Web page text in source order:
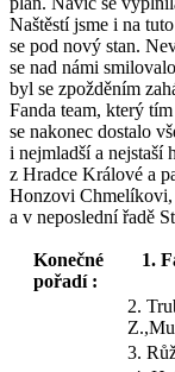
Naštěstí jsme i na
se pod nový stan.
se nad námi
byl se zpožděním
Fanda team, který
se nakonec dostalo
i nejmladší a nejstaší
z Hradce Králové a
Honzovi Chmelíkovi,
a v neposlední řadě
Konečné
pořadí :
1.
2.
3.